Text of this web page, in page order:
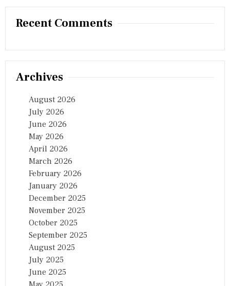
Recent Comments
Archives
August 2026
July 2026
June 2026
May 2026
April 2026
March 2026
February 2026
January 2026
December 2025
November 2025
October 2025
September 2025
August 2025
July 2025
June 2025